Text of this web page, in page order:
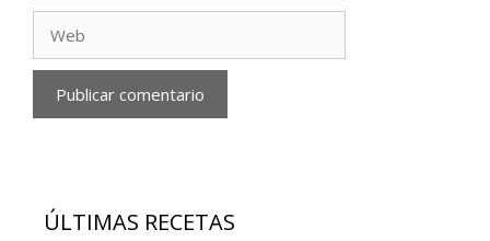
ÚLTIMAS RECETAS